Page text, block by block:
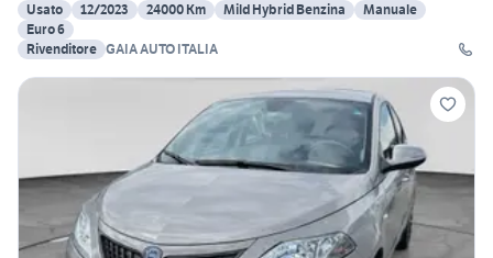
Usato
12/2023 24000 Km Mild Hybrid Benzina
Manuale
Euro 6
Rivenditore GAIA AUTO ITALIA